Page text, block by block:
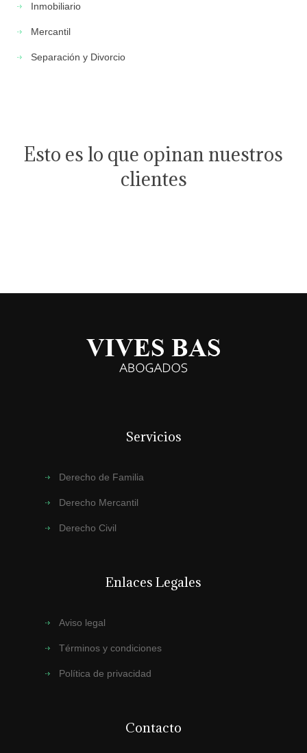
Inmobiliario
Mercantil
Separación y Divorcio
Esto es lo que opinan nuestros
clientes
Servicios
Derecho de Familia
Derecho Mercantil
Derecho Civil
Enlaces Legales
Aviso legal
Términos y condiciones
Política de privacidad
Contacto